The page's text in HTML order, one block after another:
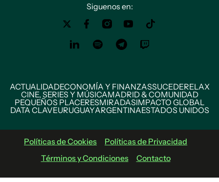
Siguenos en:
ACTUALIDADECONOMÍA Y FINANZASSUCEDERELAX
CINE, SERIES Y MÚSICAMADRID & COMUNIDAD
PEQUEÑOS PLACERESMIRADASIMPACTO GLOBAL
DATA CLAVEURUGUAYARGENTINAESTADOS UNIDOS
Políticas de Cookies
Políticas de Privacidad
Términos y Condiciones
Contacto